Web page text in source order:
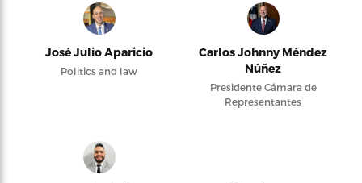
José Julio Aparicio
Politics and law
Carlos Johnny Méndez
Núñez
Presidente Cámara de
Representantes